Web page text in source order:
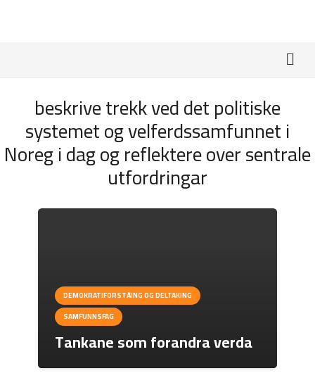
beskrive trekk ved det politiske
systemet og velferdssamfunnet i
Noreg i dag og reflektere over sentrale
utfordringar
DEMOKRATIFORSTÅING OG DELTAKING
SAMFUNNSFAG
Tankane som forandra verda